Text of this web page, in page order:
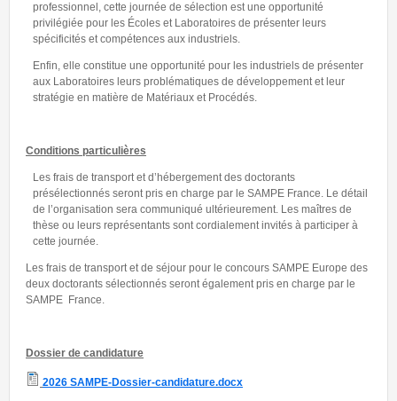
professionnel, cette journée de sélection est une opportunité
privilégiée pour les Écoles et Laboratoires de présenter leurs
spécificités et compétences aux industriels.
Enfin, elle constitue une opportunité pour les industriels de présenter
aux Laboratoires leurs problématiques de développement et leur
stratégie en matière de Matériaux et Procédés.
Conditions particulières
Les frais de transport et d’hébergement des doctorants
présélectionnés seront pris en charge par le SAMPE France. Le détail
de l’organisation sera communiqué ultérieurement. Les maîtres de
thèse ou leurs représentants sont cordialement invités à participer à
cette journée.
Les frais de transport et de séjour pour le concours SAMPE Europe des
deux doctorants sélectionnés seront également pris en charge par le
SAMPE France.
Dossier de candidature
2026 SAMPE-Dossier-candidature.docx
2026 SAMPE-Dossier-candidature.docx